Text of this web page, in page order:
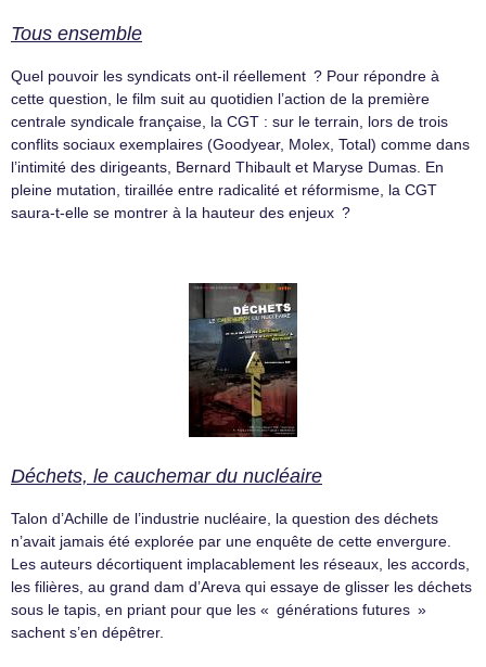
Tous ensemble
Quel pouvoir les syndicats ont-il réellement ? Pour répondre à
cette question, le film suit au quotidien l’action de la première
centrale syndicale française, la CGT : sur le terrain, lors de trois
conflits sociaux exemplaires (Goodyear, Molex, Total) comme dans
l’intimité des dirigeants, Bernard Thibault et Maryse Dumas. En
pleine mutation, tiraillée entre radicalité et réformisme, la CGT
saura-t-elle se montrer à la hauteur des enjeux ?
Déchets, le cauchemar du nucléaire
Talon d’Achille de l’industrie nucléaire, la question des déchets
n’avait jamais été explorée par une enquête de cette envergure.
Les auteurs décortiquent implacablement les réseaux, les accords,
les filières, au grand dam d’Areva qui essaye de glisser les déchets
sous le tapis, en priant pour que les « générations futures »
sachent s’en dépêtrer.